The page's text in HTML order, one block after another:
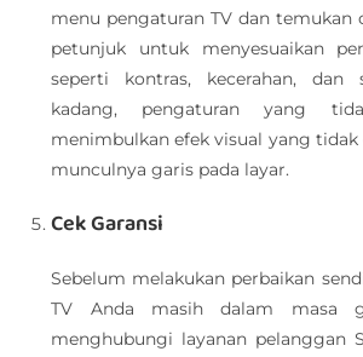
menu pengaturan TV dan temukan
petunjuk untuk menyesuaikan
seperti kontras, kecerahan, dan
kadang, pengaturan yang
menimbulkan efek visual yang
munculnya garis pada layar.
Cek Garansi
Sebelum melakukan perbaikan
TV Anda masih dalam masa
menghubungi layanan pelanggan